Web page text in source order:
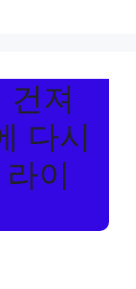
건져
다시
이